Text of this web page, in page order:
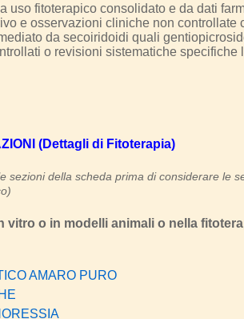
uso fitoterapico consolidato e da dati
e osservazioni cliniche non controllate
da secoiridoidi quali
o revisioni sistematiche specifiche
(Dettagli di Fitoterapia)
sezioni della scheda prima di considerare le
o in modelli animali o nella
AMARO PURO